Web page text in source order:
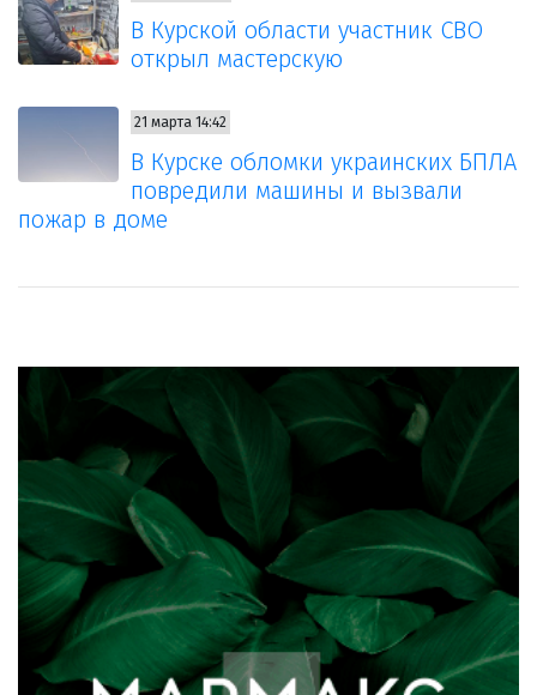
В Курской области участник СВО
открыл мастерскую
21 марта 14:42
В Курске обломки украинских БПЛА
повредили машины и вызвали
пожар в доме